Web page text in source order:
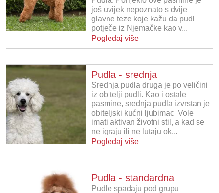
još uvijek nepoznato s dvije
glavne teze koje kažu da pudl
potječe iz Njemačke kao v...
Pogledaj više
Pudla - srednja
Srednja pudla druga je po veličini
iz obitelji pudli. Kao i ostale
pasmine, srednja pudla izvrstan je
obiteljski kućni ljubimac. Vole
imati aktivan životni stil, a kad se
ne igraju ili ne lutaju ok...
Pogledaj više
Pudla - standardna
Pudle spadaju pod grupu